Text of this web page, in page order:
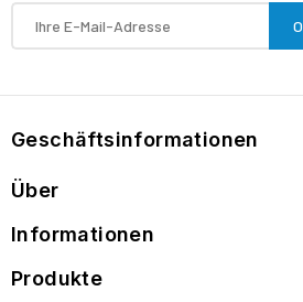
Geschäftsinformationen
Über
Informationen
Produkte